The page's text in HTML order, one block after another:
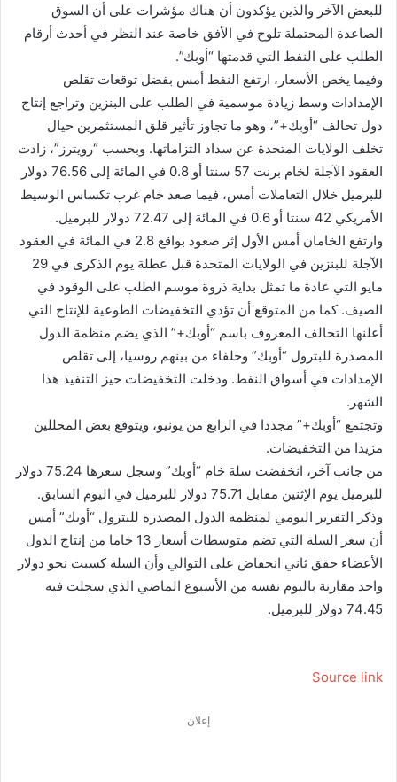
للبعض الآخر والذين يؤكدون أن هناك مؤشرات على أن السوق
الصاعدة المحتملة تلوح في الأفق خاصة عند النظر في أحدث أرقام
الطلب على النفط التي قدمتها “أوبك”.
وفيما يخص الأسعار، ارتفع النفط أمس بفضل توقعات تقلص
الإمدادات‭ ‬وسط زيادة موسمية في الطلب على البنزين وتراجع إنتاج
دول تحالف “أوبك+”، وهو ما تجاوز تأثير قلق المستثمرين حيال
تخلف الولايات المتحدة عن سداد التزاماتها. وبحسب “رويترز”، زادت
العقود الآجلة لخام برنت 57 سنتا أو 0.8 في المائة إلى 76.56 دولار
للبرميل خلال التعاملات أمس، فيما صعد خام غرب تكساس الوسيط
الأمريكي 42 سنتا أو 0.6 في المائة إلى 72.47 دولار للبرميل.
وارتفع الخامان أمس الأول إثر صعود بواقع 2.8 في المائة في العقود
الآجلة للبنزين في الولايات المتحدة قبل عطلة يوم الذكرى في 29
مايو التي عادة ما تمثل بداية ذروة موسم الطلب على الوقود في
الصيف. كما من المتوقع أن تؤدي التخفيضات الطوعية للإنتاج التي
أعلنها التحالف المعروف باسم “أوبك+” الذي يضم منظمة الدول
المصدرة للبترول “أوبك” وحلفاء من بينهم روسيا، إلى تقلص
الإمدادات في أسواق النفط. ودخلت التخفيضات حيز التنفيذ هذا
الشهر.
وتجتمع “أوبك+” مجددا في الرابع من يونيو، ويتوقع بعض المحللين
مزيدا من التخفيضات.
من جانب آخر، انخفضت سلة خام “أوبك” وسجل سعرها 75.24 دولار
للبرميل يوم الإثنين مقابل 75.71 دولار للبرميل في اليوم السابق.
وذكر التقرير اليومي لمنظمة الدول المصدرة للبترول “أوبك” أمس
أن سعر السلة التي تضم متوسطات أسعار 13 خاما من إنتاج الدول
الأعضاء حقق ثاني انخفاض على التوالي وأن السلة كسبت نحو دولار
واحد مقارنة باليوم نفسه من الأسبوع الماضي الذي سجلت فيه
74.45 دولار للبرميل.
Source link
إعلان